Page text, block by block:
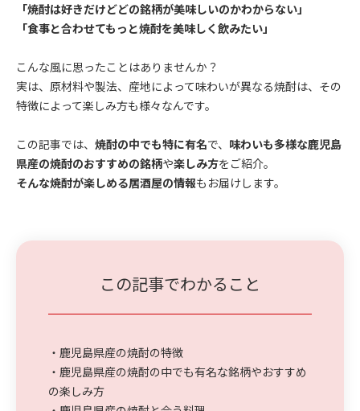
「焼酎は好きだけどどの銘柄が美味しいのかわからない」
「食事と合わせてもっと焼酎を美味しく飲みたい」
こんな風に思ったことはありませんか？
実は、原材料や製法、産地によって味わいが異なる焼酎は、その
特徴によって楽しみ方も様々なんです。
この記事では、 焼酎の中でも特に有名で、 味わいも多様な鹿児島
県産の焼酎のおすすめの銘柄や楽しみ方をご紹介。
そんな焼酎が楽しめる居酒屋の情報もお届けします。
この記事でわかること
・鹿児島県産の焼酎の特徴
・鹿児島県産の焼酎の中でも有名な銘柄やおすすめ
の楽しみ方